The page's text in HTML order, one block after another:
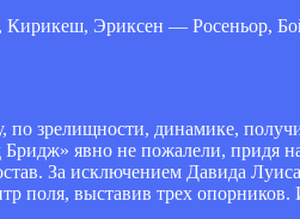
Кирикеш, Эриксен — Росеньор,
по зрелищности, динамике,
явно не пожалели, придя
За исключением Давида
поля, выставив трех опорников.